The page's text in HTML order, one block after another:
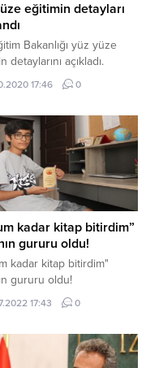
eğitimin detayları
Bakanlığı yüz yüze
detaylarını açıkladı.
17:46 0
kadar kitap bitirdim”
gururu oldu!
kadar kitap bitirdim"
gururu oldu!
17:43 0